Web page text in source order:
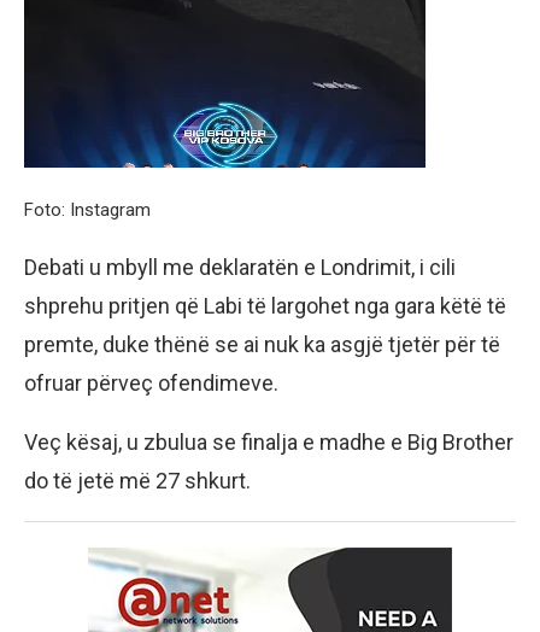
Foto: Instagram
Debati u mbyll me deklaratën e Londrimit, i cili
shprehu pritjen që Labi të largohet nga gara këtë të
premte, duke thënë se ai nuk ka asgjë tjetër për të
ofruar përveç ofendimeve.
Veç kësaj, u zbulua se finalja e madhe e Big Brother
do të jetë më 27 shkurt.